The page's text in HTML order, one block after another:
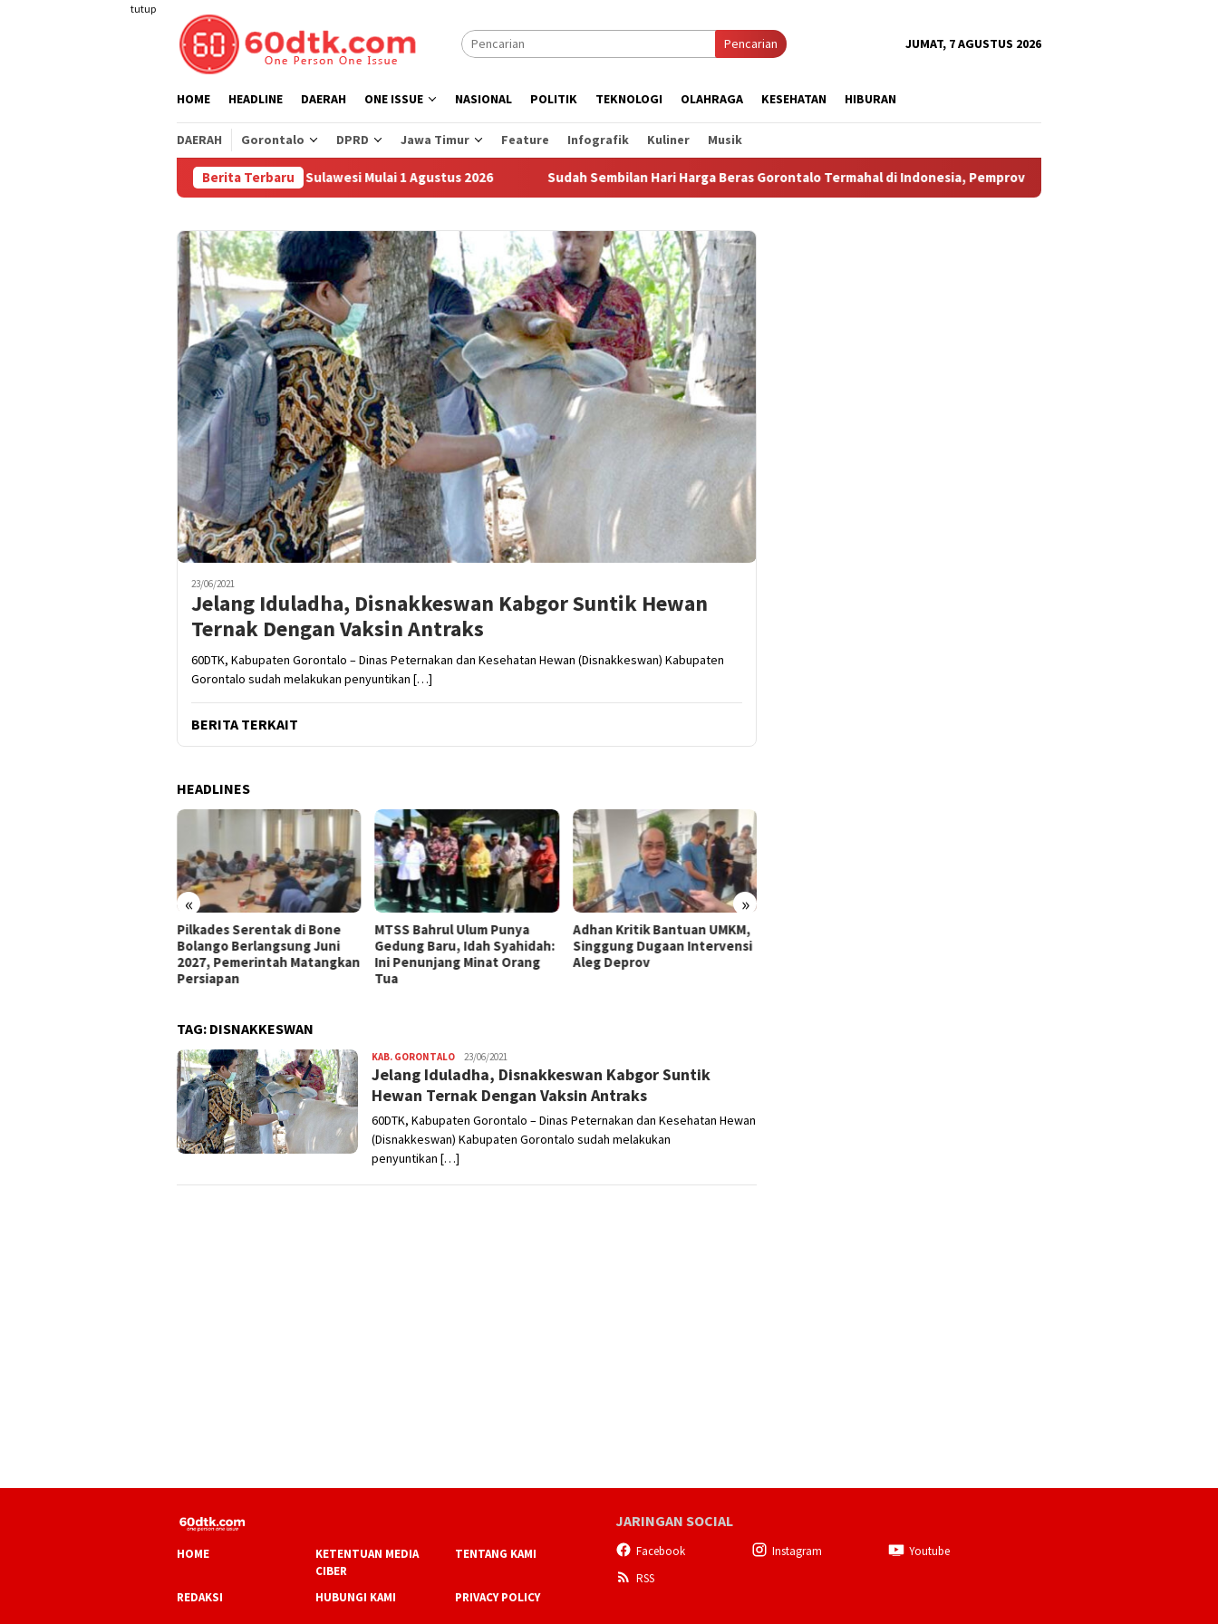
tutup
Pencarian JUMAT, 7 AGUSTUS 2026
HOME HEADLINE DAERAH ONE ISSUE NASIONAL POLITIK TEKNOLOGI OLAHRAGA KESEHATAN HIBURAN
DAERAH Gorontalo DPRD Jawa Timur Feature Infografik Kuliner Musik
Berita Terbaru
Pertamina Turunkan Harga Pertamax di Sulawesi Mulai 1 Agustus 2026 Sudah Sembilan Hari Harga Beras Gorontalo Termahal di Indonesia, Pemprov Tidak Punya Solusi?
23/06/2021
Jelang Iduladha, Disnakkeswan Kabgor Suntik Hewan
Ternak Dengan Vaksin Antraks
60DTK, Kabupaten Gorontalo – Dinas Peternakan dan Kesehatan Hewan (Disnakkeswan) Kabupaten
Gorontalo sudah melakukan penyuntikan […]
BERITA TERKAIT
HEADLINES
« »
Pilkades Serentak di Bone
Bolango Berlangsung Juni
2027, Pemerintah Matangkan
Persiapan
MTSS Bahrul Ulum Punya
Gedung Baru, Idah Syahidah:
Ini Penunjang Minat Orang
Tua
Adhan Kritik Bantuan UMKM,
Singgung Dugaan Intervensi
Aleg Deprov
TAG: DISNAKKESWAN
KAB. GORONTALO Admin
23/06/2021
Jelang Iduladha, Disnakkeswan Kabgor Suntik
Hewan Ternak Dengan Vaksin Antraks
60DTK, Kabupaten Gorontalo – Dinas Peternakan dan Kesehatan Hewan
(Disnakkeswan) Kabupaten Gorontalo sudah melakukan
penyuntikan […]
HOME
KETENTUAN MEDIA
CIBER
TENTANG KAMI
REDAKSI HUBUNGI KAMI PRIVACY POLICY
JARINGAN SOCIAL
Facebook Instagram
Youtube
RSS